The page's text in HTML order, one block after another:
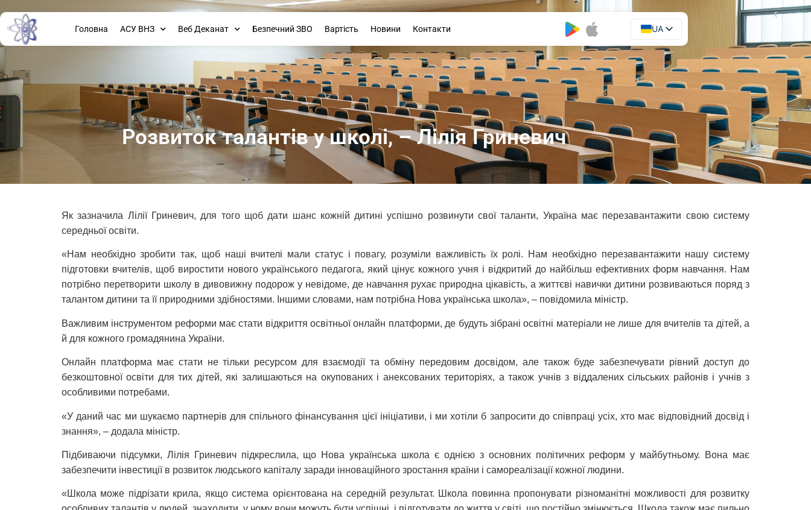
Головна АСУ ВНЗ Веб Деканат Безпечний ЗВО Вартість Новини Контакти
UA
EN
Розвиток талантів у школі, – Лілія Гриневич
Як зазначила Лілії Гриневич, для того щоб дати шанс кожній дитині успішно розвинути свої таланти, Україна має перезавантажити свою систему
середньої освіти.
«Нам необхідно зробити так, щоб наші вчителі мали статус і повагу, розуміли важливість їх ролі. Нам необхідно перезавантажити нашу систему
підготовки вчителів, щоб виростити нового українського педагога, який цінує кожного учня і відкритий до найбільш ефективних форм навчання. Нам
потрібно перетворити школу в дивовижну подорож у невідоме, де навчання рухає природна цікавість, а життєві навички дитини розвиваються поряд з
талантом дитини та її природними здібностями. Іншими словами, нам потрібна Нова українська школа», – повідомила міністр.
Важливим інструментом реформи має стати відкриття освітньої онлайн платформи, де будуть зібрані освітні матеріали не лише для вчителів та дітей, а
й для кожного громадянина України.
Онлайн платформа має стати не тільки ресурсом для взаємодії та обміну передовим досвідом, але також буде забезпечувати рівний доступ до
безкоштовної освіти для тих дітей, які залишаються на окупованих і анексованих територіях, а також учнів з віддалених сільських районів і учнів з
особливими потребами.
«У даний час ми шукаємо партнерів для спільного фінансування цієї ініціативи, і ми хотіли б запросити до співпраці усіх, хто має відповідний досвід і
знання», – додала міністр.
Підбиваючи підсумки, Лілія Гриневич підкреслила, що Нова українська школа є однією з основних політичних реформ у майбутньому. Вона має
забезпечити інвестиції в розвиток людського капіталу заради інноваційного зростання країни і самореалізації кожної людини.
«Школа може підрізати крила, якщо система орієнтована на середній результат. Школа повинна пропонувати різноманітні можливості для розвитку